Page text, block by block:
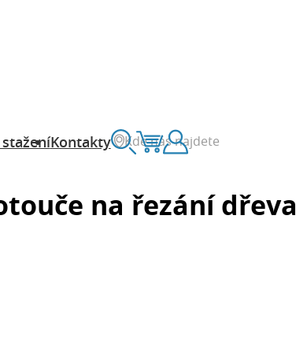
Kde nás najdete
Vyhledávání
KošíkZákaznický účet
staženíKontakty
na řezání dřeva